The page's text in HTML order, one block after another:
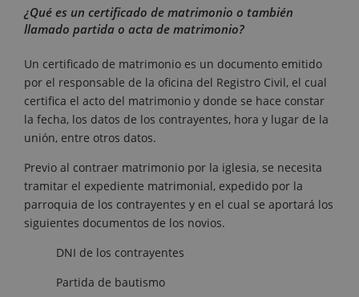
¿Qué es un certificado de matrimonio o también
llamado partida o acta de matrimonio?
Un certificado de matrimonio es un documento emitido
por el responsable de la oficina del Registro Civil, el cual
certifica el acto del matrimonio y donde se hace constar
la fecha, los datos de los contrayentes, hora y lugar de la
unión, entre otros datos.
Previo al contraer matrimonio por la iglesia, se necesita
tramitar el expediente matrimonial, expedido por la
parroquia de los contrayentes y en el cual se aportará los
siguientes documentos de los novios.
DNI de los contrayentes
Partida de bautismo